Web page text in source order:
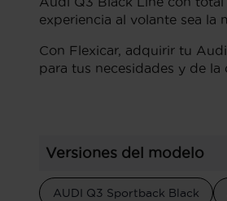
experiencia al volante sea la
Con Flexicar, adquirir tu
para tus necesidades y de
Versiones del modelo
AUDI Q3 Sportback Black